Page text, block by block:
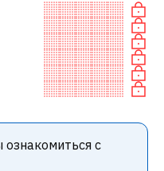
ознакомиться с